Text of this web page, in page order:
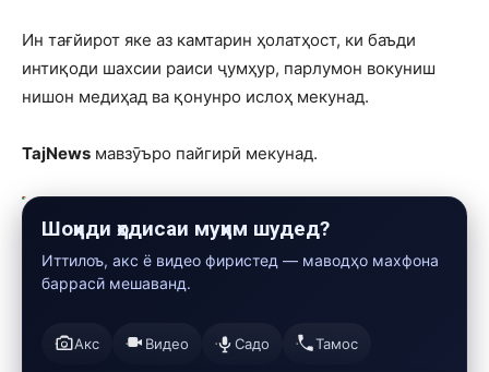
Ин тағйирот яке аз камтарин ҳолатҳост, ки баъди
интиқоди шахсии раиси ҷумҳур, парлумон вокуниш
нишон медиҳад ва қонунро ислоҳ мекунад.
TajNews мавзӯъро пайгирӣ мекунад.
Шоҳиди ҳодисаи муҳим шудед?
Иттилоъ, акс ё видео фиристед — маводҳо махфона
баррасӣ мешаванд.
Акс Видео Садо Тамос